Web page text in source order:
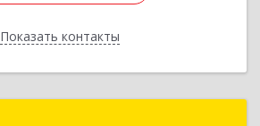
Показать контакты
Назад